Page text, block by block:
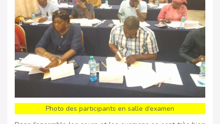
Photo des participants en salle d’examen